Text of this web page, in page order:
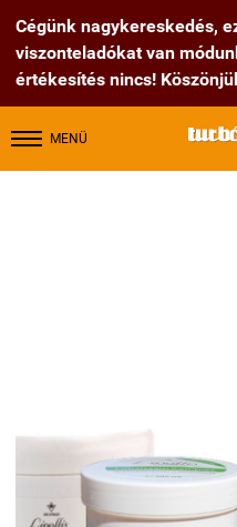
Cégünk nagykereskedés,
viszonteladókat van
értékesítés nincs!
MENÜ